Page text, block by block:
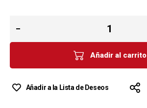
Añadir al carrito
Añadir a la Lista de Deseos